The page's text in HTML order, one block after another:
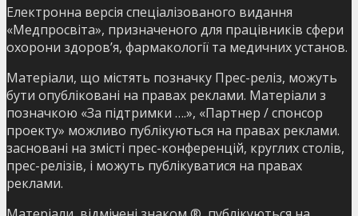
Електронна версія спеціалізованого видання
«Медпросвіта», призначеного для працівників сфери
охорони здоров’я, фармакології та медичних установ.
Матеріали, що містять позначку Прес-реліз, можуть
бути опубліковані на правах реклами. Матеріали з
позначкою «За підтримки ….», «Партнер / спонсор
проекту» можливо публікуються на правах реклами.
засновані на змісті прес-конференцій, круглих столів,
прес-релізів, і можуть публікуватися на правах
реклами.